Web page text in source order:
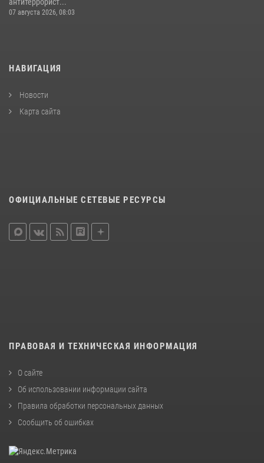
07 августа 2026, 08:03
НАВИГАЦИЯ
Новости
Карта сайта
ОФИЦИАЛЬНЫЕ СЕТЕВЫЕ РЕСУРСЫ
ПРАВОВАЯ И ТЕХНИЧЕСКАЯ ИНФОРМАЦИЯ
О сайте
Об использовании информации сайта
Правила обработки персональных данных
Сообщить об ошибках